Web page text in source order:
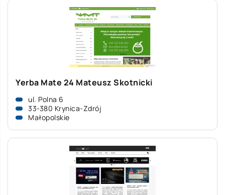
Yerba Mate 24 Mateusz Skotnicki
ul. Polna 6
33-380 Krynica-Zdrój
Małopolskie